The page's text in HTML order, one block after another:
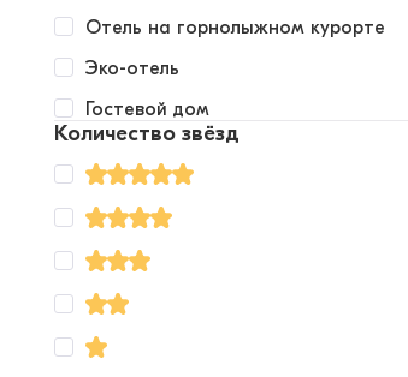
Отель на горнолыжном курорте
Эко-отель
Гостевой дом
Количество звёзд